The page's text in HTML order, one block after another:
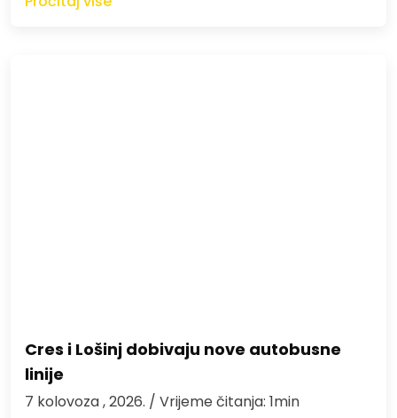
Cres i Lošinj dobivaju nove autobusne
linije
7 kolovoza , 2026. / Vrijeme čitanja: 1min